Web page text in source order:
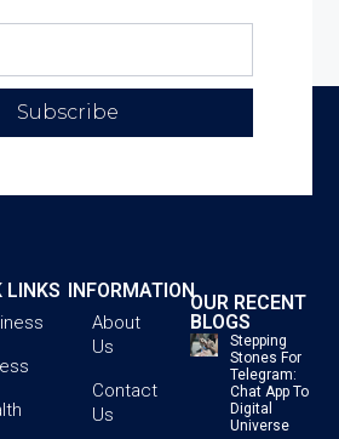
Subscribe
LINKS INFORMATION
About
Us
Contact
Us
OUR RECENT
BLOGS
Stepping
Stones For
Telegram:
Chat App To
Digital
Universe